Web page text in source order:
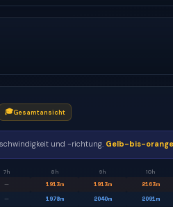
🎓Gesamtansicht
und -richtung. Gelb-bis-
7h 8h 9h 10h
— 1913m 1913m 2163m
— 1978m 2040m 2091m